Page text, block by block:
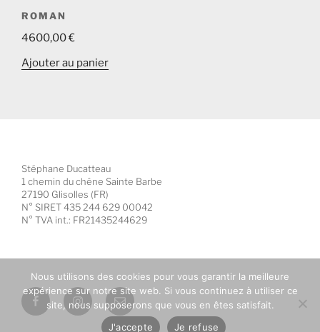
ROMAN
4600,00€
Ajouter au panier
Stéphane Ducatteau
1 chemin du chêne Sainte Barbe
27190 Glisolles (FR)
N° SIRET 435 244 629 00042
N° TVA int.: FR21435244629
FacebookInstagram
E-
mail
Nous utilisons des cookies pour vous garantir la meilleure
expérience sur notre site web. Si vous continuez à utiliser ce
site, nous supposerons que vous en êtes satisfait.
J'accepte
Je refuse